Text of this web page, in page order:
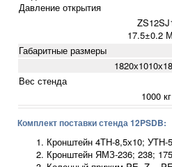
Давление открытия
17.5±0.2
Габаритные размеры
Вес стенда
1000 кг
Комплект поставки стенда 12PSDB:
Кронштейн 4ТН-8,5х10;
Кронштейн ЯМЗ-236; 238;